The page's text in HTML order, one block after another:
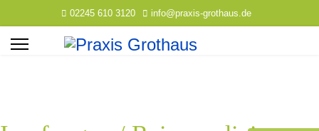
02245 610 3120 info@praxis-grothaus.de